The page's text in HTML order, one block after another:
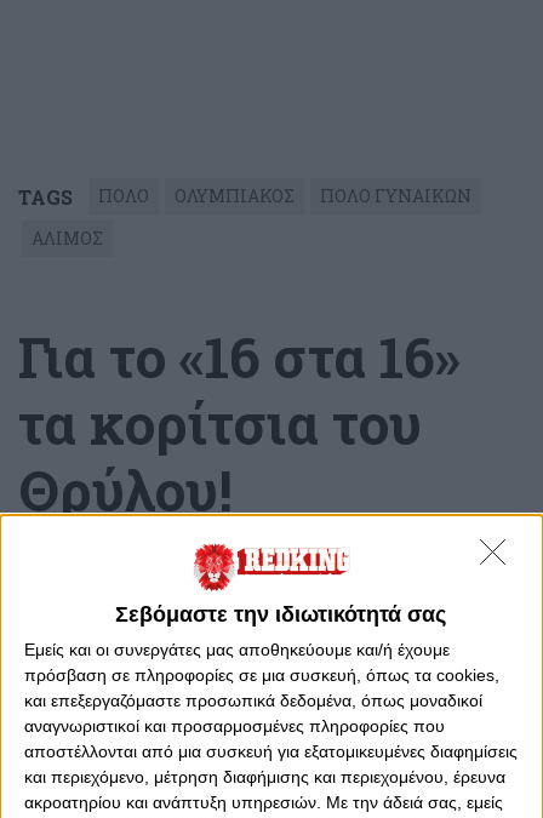
Σεβόμαστε την ιδιωτικότητά σας
Εμείς και οι συνεργάτες μας αποθηκεύουμε και/ή έχουμε
πρόσβαση σε πληροφορίες σε μια συσκευή, όπως τα cookies,
και επεξεργαζόμαστε προσωπικά δεδομένα, όπως μοναδικοί
αναγνωριστικοί και προσαρμοσμένες πληροφορίες που
αποστέλλονται από μια συσκευή για εξατομικευμένες διαφημίσεις
και περιεχόμενο, μέτρηση διαφήμισης και περιεχομένου, έρευνα
ακροατηρίου και ανάπτυξη υπηρεσιών. Με την άδειά σας, εμείς
TAGS ΠΟΛΟ ΟΛΥΜΠΙΑΚΟΣ
ΠΟΛΟ ΓΥΝΑΙΚΩΝ
ΑΛΙΜΟΣ
Για το «16 στα 16»
τα κορίτσια του
Θρύλου!
Πέμπτη, 28 Μαρτίου 2024 - 11:24